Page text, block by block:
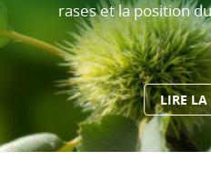
rases et la position
LIRE LA